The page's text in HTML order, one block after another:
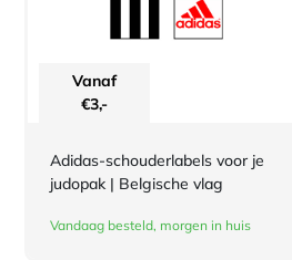
Vanaf
€3,-
Adidas-schouderlabels voor je
judopak | Belgische vlag
Vandaag besteld, morgen in huis